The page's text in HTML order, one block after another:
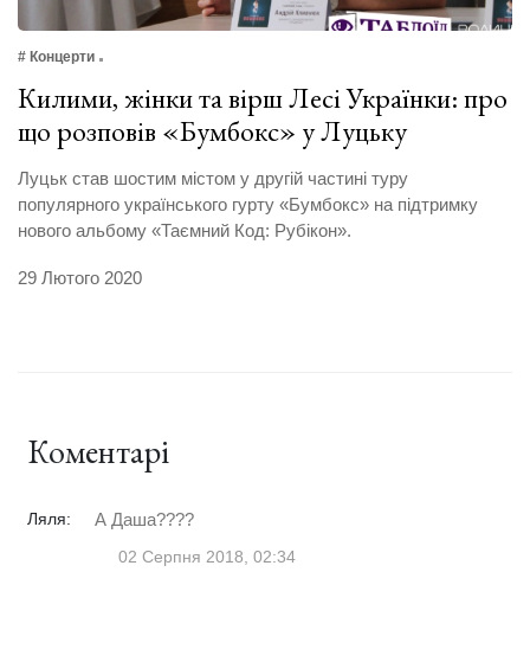
# Концерти
Килими, жінки та вірш Лесі Українки: про
що розповів «Бумбокс» у Луцьку
Луцьк став шостим містом у другій частині туру
популярного українського гурту «Бумбокс» на підтримку
нового альбому «Таємний Код: Рубікон».
29 Лютого 2020
Коментарі
Ляля: А Даша????
02 Серпня 2018, 02:34